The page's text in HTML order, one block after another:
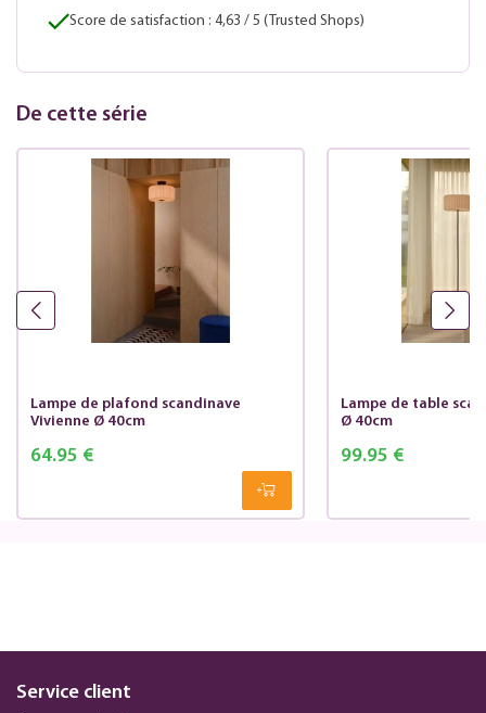
Score de satisfaction : 4,63 / 5 (Trusted Shops)
De cette série
Lampe de plafond scandinave
Vivienne Ø 40cm
64.95 €
Lampe de table
Ø 40cm
99.95 €
Service client